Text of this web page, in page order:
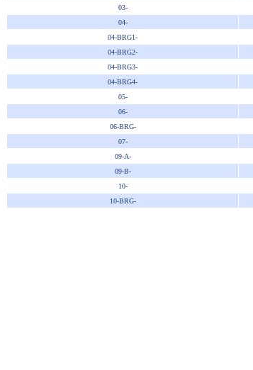
03-
04-
04-BRG1-
04-BRG2-
04-BRG3-
04-BRG4-
05-
06-
06-BRG-
07-
09-A-
09-B-
10-
10-BRG-